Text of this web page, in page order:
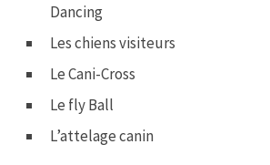
Dancing
Les chiens visiteurs
Le Cani-Cross
Le fly Ball
L’attelage canin